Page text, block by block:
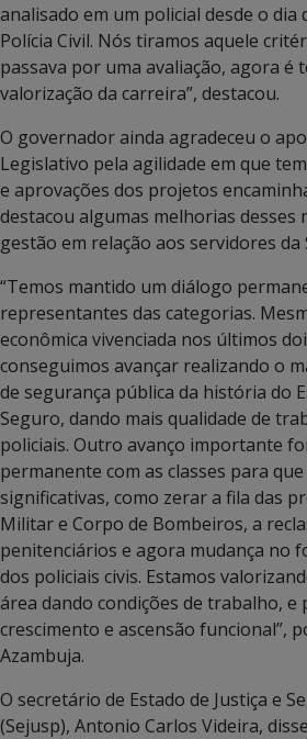
analisado em um policial desde o dia
Polícia Civil. Nós tiramos aquele
passava por uma avaliação, agora é
valorização da carreira”, destacou.
O governador ainda agradeceu o
Legislativo pela agilidade em que
e aprovações dos projetos
destacou algumas melhorias desses
gestão em relação aos servidores da
“Temos mantido um diálogo
representantes das categorias.
econômica vivenciada nos últimos
conseguimos avançar realizando o
de segurança pública da história do
Seguro, dando mais qualidade de
policiais. Outro avanço importante
permanente com as classes para
significativas, como zerar a fila das
Militar e Corpo de Bombeiros, a
penitenciários e agora mudança no
dos policiais civis. Estamos
área dando condições de trabalho, e
crescimento e ascensão funcional”,
Azambuja.
O secretário de Estado de Justiça e
(Sejusp), Antonio Carlos Videira,